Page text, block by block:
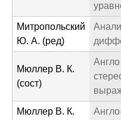
Митропольский
Ю. А. (ред)
Мюллер В. К.
(сост)
Мюллер В. К.